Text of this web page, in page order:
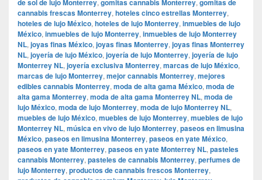
de sol de lujo Monterrey gomitas cannabis Monterrey gomitas de
cannabis frescas Monterrey, hoteles cinco estrellas Monterrey,
hoteles de lujo México, hoteles de lujo Monterrey, inmuebles de lujo
México, inmuebles de lujo Monterrey, inmuebles de lujo Monterrey
NL, joyas finas México, joyas finas Monterrey, joyas finas Monterrey
NL, joyería de lujo México, joyería de lujo Monterrey, joyería de lujo
Monterrey NL, joyería exclusiva Monterrey, marcas de lujo México,
marcas de lujo Monterrey, mejor cannabis Monterrey, mejores
edibles cannabis Monterrey, moda de alta gama México, moda de
alta gama Monterrey, moda de alta gama Monterrey NL, moda de
lujo México, moda de lujo Monterrey, moda de lujo Monterrey NL,
muebles de lujo México, muebles de lujo Monterrey, muebles de lujo
Monterrey NL, música en vivo de lujo Monterrey, paseos en limusina
México, paseos en limusina Monterrey, paseos en yate México,
paseos en yate Monterrey, paseos en yate Monterrey NL, pasteles
cannabis Monterrey, pasteles de cannabis Monterrey, perfumes de
lujo Monterrey, productos de cannabis frescos Monterrey,